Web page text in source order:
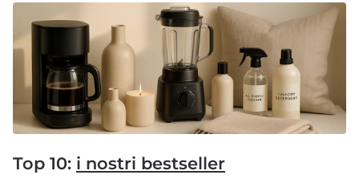
Top 10: i nostri bestseller